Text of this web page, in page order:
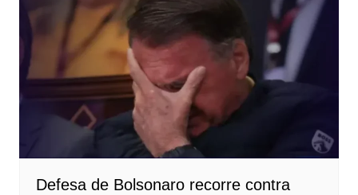
Defesa de Bolsonaro recorre contra